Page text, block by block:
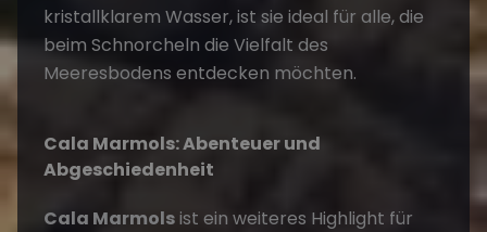
kristallklarem Wasser, ist sie ideal für alle, die
beim Schnorcheln die Vielfalt des
Meeresbodens entdecken möchten​​.
Cala Marmols: Abenteuer und
Abgeschiedenheit
Cala Marmolsist ein weiteres Highlight für